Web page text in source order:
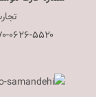
۵۸۵۹-۸۳۷۰-